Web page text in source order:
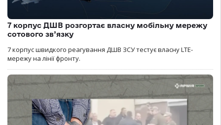
7 корпус ДШВ розгортає власну мобільну мережу
сотового зв’язку
7 корпус швидкого реагування ДШВ ЗСУ тестує власну LTE-
мережу на лінії фронту.